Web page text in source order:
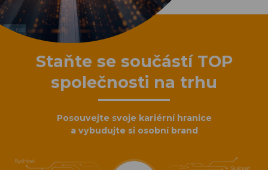
Staňte se součástí TOP
společnosti na trhu
Posouvejte svoje kariérní hranice
a vybudujte si osobní brand